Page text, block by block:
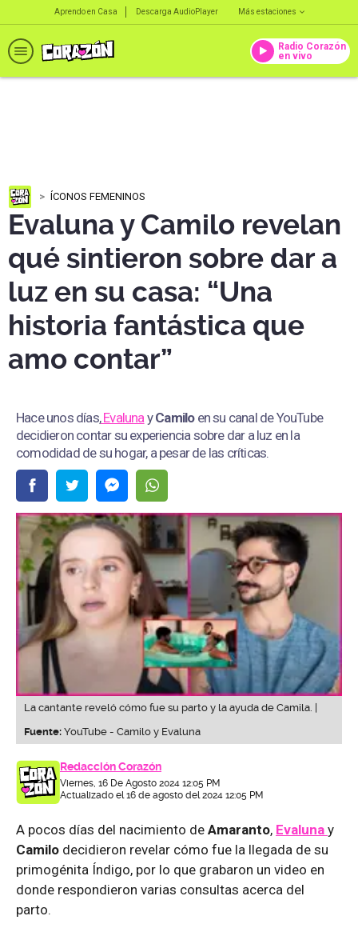
Aprendo en Casa Descarga AudioPlayer Más estaciones
Radio Corazón
en vivo
ÍCONOS FEMENINOS
Evaluna y Camilo revelan
qué sintieron sobre dar a
luz en su casa: “Una
historia fantástica que
amo contar”
Hace unos días,Evaluna yCamiloen su canal de YouTube
decidieron contar su experiencia sobre dar a luz en la
comodidad de su hogar, a pesar de las críticas.
La cantante reveló cómo fue su parto y la ayuda de Camila. |
Fuente: YouTube - Camilo y Evaluna
Redacción Corazón
Viernes, 16 De Agosto 2024 12:05 PM
Actualizado el 16 de agosto del 2024 12:05 PM
A pocos días del nacimiento de Amaranto, Evaluna y
Camilo decidieron revelar cómo fue la llegada de su
primogénita Índigo, por lo que grabaron un video en
donde respondieron varias consultas acerca del
parto.